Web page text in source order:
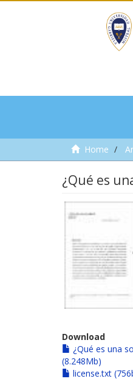
Home
¿Qué es
Download
¿Qué es una
(8.248Mb)
license.txt